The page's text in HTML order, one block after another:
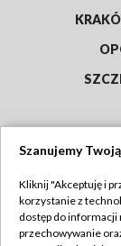
Abonament
Szanujemy
Kliknij "Akceptuję i
korzystanie z
dostęp do informacji
przechowywanie